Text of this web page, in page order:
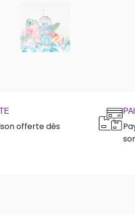
offerte dès